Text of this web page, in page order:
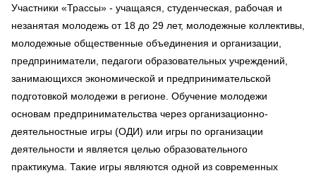
Участники «Трассы» - учащаяся, студенческая, рабочая и
незанятая молодежь от 18 до 29 лет, молодежные коллективы,
молодежные общественные объединения и организации,
предприниматели, педагоги образовательных учреждений,
занимающихся экономической и предпринимательской
подготовкой молодежи в регионе. Обучение молодежи
основам предпринимательства через организационно-
деятельностные игры (ОДИ) или игры по организации
деятельности и является целью образовательного
практикума. Такие игры являются одной из современных